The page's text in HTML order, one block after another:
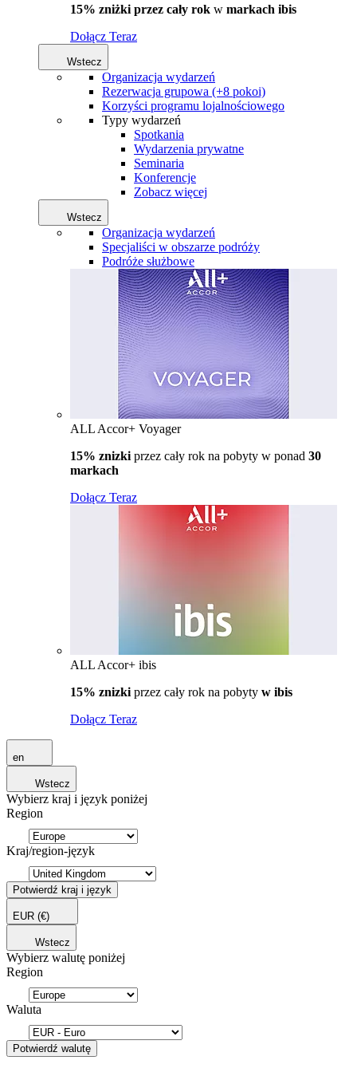
15% zniżki przez cały rok w markach ibis
Dołącz Teraz
Wstecz
Organizacja wydarzeń
Rezerwacja grupowa (+8 pokoi)
Korzyści programu lojalnościowego
Typy wydarzeń
Spotkania
Wydarzenia prywatne
Seminaria
Konferencje
Zobacz więcej
Wstecz
Organizacja wydarzeń
Specjaliści w obszarze podróży
Podróże służbowe
ALL Accor+ Voyager
15% znizki przez cały rok na pobyty w ponad 30
markach
Dołącz Teraz
ALL Accor+ ibis
15% znizki przez cały rok na pobyty w ibis
Dołącz Teraz
en
Wstecz
Wybierz kraj i język poniżej
Region
Kraj/region-język
Potwierdź kraj i język
EUR (€)
Wstecz
Wybierz walutę poniżej
Region
Waluta
Potwierdź walutę